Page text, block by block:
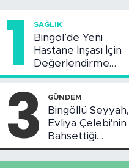
1 SAĞLIK
Bingöl’de Yeni
Hastane İnşası İçin
Değerlendirme
Toplantısı Yapıldı
3 GÜNDEM
Bingöllü Seyyah,
Evliya Çelebi'nin
Bahsettiği
Bingöl'deki O
Yeri Görüntüledi